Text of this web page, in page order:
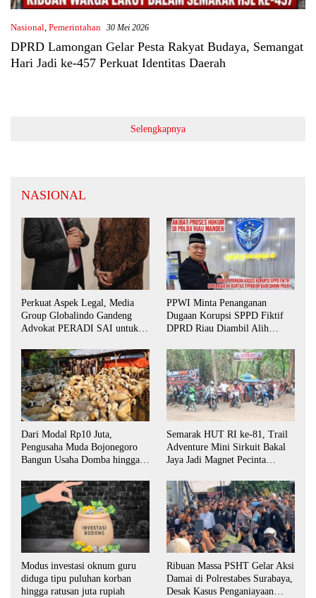
Nasional, Pemerintahan 30 Mei 2026
DPRD Lamongan Gelar Pesta Rakyat Budaya, Semangat
Hari Jadi ke-457 Perkuat Identitas Daerah
Selengkapnya
NASIONAL
Perkuat Aspek Legal, Media
Group Globalindo Gandeng
Advokat PERADI SAI untuk
PPWI Minta Penanganan
Dugaan Korupsi SPPD Fiktif
DPRD Riau Diambil Alih
Dari Modal Rp10 Juta,
Pengusaha Muda Bojonegoro
Bangun Usaha Domba hingga
Semarak HUT RI ke-81, Trail
Adventure Mini Sirkuit Bakal
Jaya Jadi Magnet Pecinta
Modus investasi oknum guru
diduga tipu puluhan korban
hingga ratusan juta rupiah
Ribuan Massa PSHT Gelar Aksi
Damai di Polrestabes Surabaya,
Desak Kasus Penganiayaan